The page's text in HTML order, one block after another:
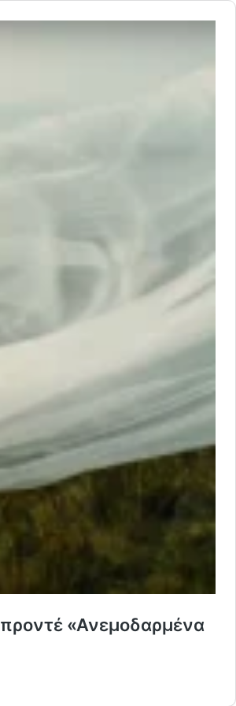
«Ανεμοδαρμένα